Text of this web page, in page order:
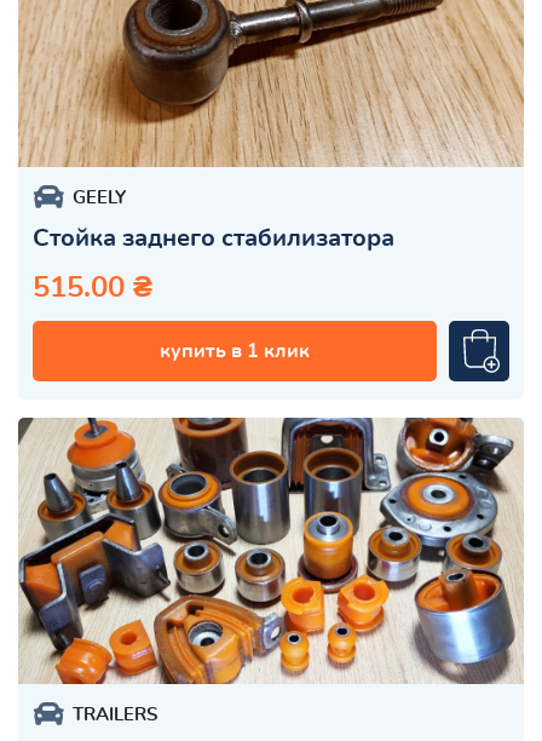
GEELY
Стойка заднего стабилизатора
515.00 ₴
купить в 1 клик
TRAILERS